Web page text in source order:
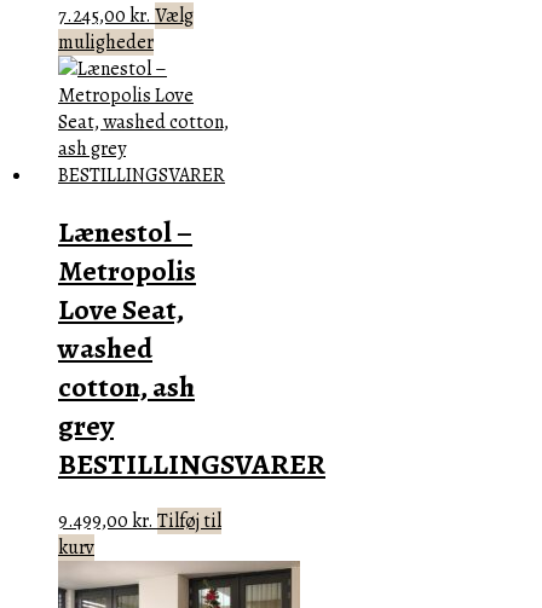
7.245,00kr. Vælg
mulighederDette
vare
har
flere
Mulighederne
vælges
på
varesiden
Lænestol –
Metropolis
Love Seat,
washed
cotton, ash
grey
BESTILLINGSVARER
9.499,00kr. Tilføj til
kurv